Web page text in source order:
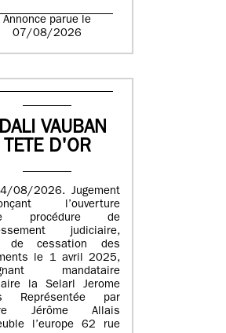
Annonce parue le
07/08/2026
VAUBAN
TETE D'OR
08/2026. Jugement
l’ouverture
procédure de
judiciaire,
de cessation des
le 1 avril 2025,
mandataire
la Selarl Jerome
Représentée par
Jérôme Allais
l’europe 62 rue